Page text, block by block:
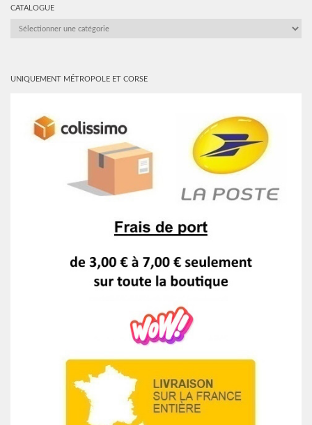
CATALOGUE
CATALOGUE
UNIQUEMENT MÉTROPOLE ET CORSE